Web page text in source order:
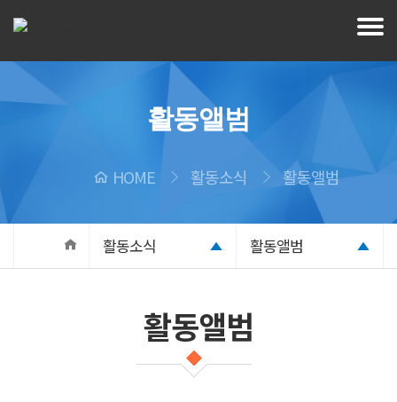
활동앨범
HOME 활동소식 활동앨범
활동소식 활동앨범
활동앨범